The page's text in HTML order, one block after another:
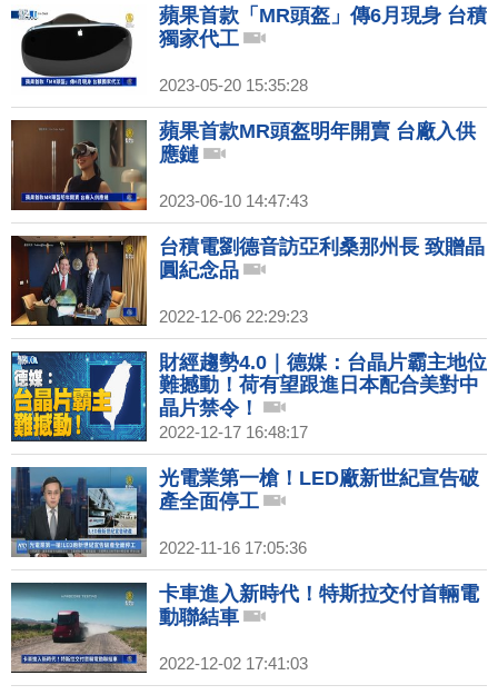
蘋果首款「MR頭盔」傳6月現身 台積
獨家代工
2023-05-20 15:35:28
蘋果首款MR頭盔明年開賣 台廠入供
應鏈
2023-06-10 14:47:43
台積電劉德音訪亞利桑那州長 致贈晶
圓紀念品
2022-12-06 22:29:23
財經趨勢4.0｜德媒：台晶片霸主地位
難撼動！荷有望跟進日本配合美對中
晶片禁令！
2022-12-17 16:48:17
光電業第一槍！LED廠新世紀宣告破
產全面停工
2022-11-16 17:05:36
卡車進入新時代！特斯拉交付首輛電
動聯結車
2022-12-02 17:41:03